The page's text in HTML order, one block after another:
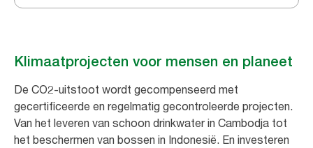
Klimaatprojecten voor mensen en planeet
De CO2-uitstoot wordt gecompenseerd met
gecertificeerde en regelmatig gecontroleerde projecten.
Van het leveren van schoon drinkwater in Cambodja tot
het beschermen van bossen in Indonesië. En investeren